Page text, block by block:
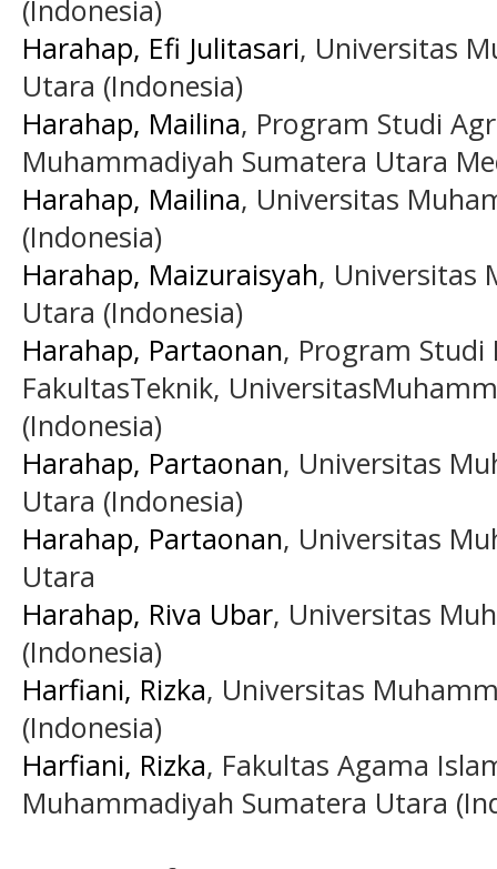
(Indonesia)
Harahap, Efi Julitasari, Universitas
Utara (Indonesia)
Harahap, Mailina, Program Studi
Muhammadiyah Sumatera Utara
Harahap, Mailina, Universitas
(Indonesia)
Harahap, Maizuraisyah, Universitas
Utara (Indonesia)
Harahap, Partaonan, Program Studi
FakultasTeknik,
(Indonesia)
Harahap, Partaonan, Universitas
Utara (Indonesia)
Harahap, Partaonan, Universitas
Utara
Harahap, Riva Ubar, Universitas
(Indonesia)
Harfiani, Rizka, Universitas
(Indonesia)
Harfiani, Rizka, Fakultas Agama
Muhammadiyah Sumatera Utara